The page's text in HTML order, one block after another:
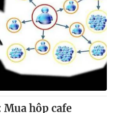
Mua hộp cafe